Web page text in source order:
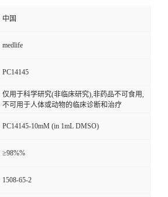
中国
medlife
PC14145
仅用于科学研究(非临床研究),非药品不可食用,
不可用于人体或动物的临床诊断和治疗
PC14145-10mM (in 1mL DMSO)
≥98%%
1508-65-2